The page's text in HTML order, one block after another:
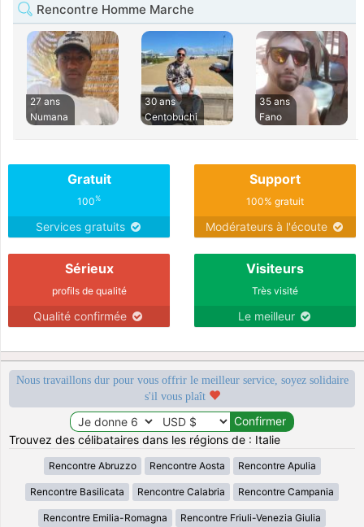
Rencontre Homme Marche
27 ans
Numana
30 ans
Centobuchi
35 ans
Fano
Gratuit
100%
Services gratuits
Support
100% gratuit
Modérateurs à l'écoute
Sérieux
profils de qualité
Qualité confirmée
Visiteurs
Très visité
Le meilleur
Nous travaillons dur pour vous offrir le meilleur service, soyez solidaire
s'il vous plaît
Trouvez des célibataires dans les régions de : Italie
Rencontre Abruzzo Rencontre Aosta Rencontre Apulia
Rencontre Basilicata Rencontre Calabria Rencontre Campania
Rencontre Emilia-Romagna Rencontre Friuli-Venezia Giulia